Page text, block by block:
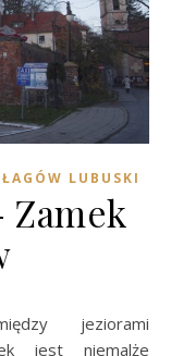
ŁAGÓW LUBUSKI
jest niemalże